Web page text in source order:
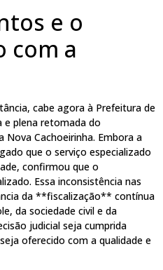
e o
com a
cabe agora à Prefeitura de
e plena retomada do
Cachoeirinha. Embora a
que o serviço especializado
confirmou que o
Essa inconsistência nas
da **fiscalização** contínua
da sociedade civil e da
judicial seja cumprida
oferecido com a qualidade e